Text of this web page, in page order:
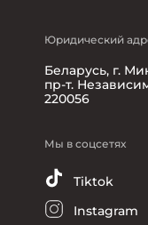
Юридический
Беларусь, г.
пр-т.
220056
Мы в соцсетях
Tiktok
Instagram